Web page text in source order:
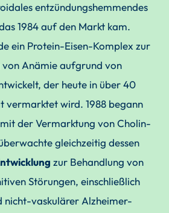
entzündungshemmendes
1984 auf den Markt kam.
ein Protein-Eisen-Komplex zur
von Anämie aufgrund von
der heute in über 40
vermarktet wird. 1988 begann
der Vermarktung von Cholin-
gleichzeitig dessen
zur Behandlung von
Störungen, einschließlich
nicht-vaskulärer Alzheimer-